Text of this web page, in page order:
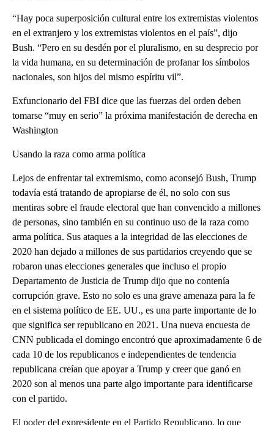
“Hay poca superposición cultural entre los extremistas violentos
en el extranjero y los extremistas violentos en el país”, dijo
Bush. “Pero en su desdén por el pluralismo, en su desprecio por
la vida humana, en su determinación de profanar los símbolos
nacionales, son hijos del mismo espíritu vil”.
Exfuncionario del FBI dice que las fuerzas del orden deben
tomarse “muy en serio” la próxima manifestación de derecha en
Washington
Usando la raza como arma política
Lejos de enfrentar tal extremismo, como aconsejó Bush, Trump
todavía está tratando de apropiarse de él, no solo con sus
mentiras sobre el fraude electoral que han convencido a millones
de personas, sino también en su continuo uso de la raza como
arma política. Sus ataques a la integridad de las elecciones de
2020 han dejado a millones de sus partidarios creyendo que se
robaron unas elecciones generales que incluso el propio
Departamento de Justicia de Trump dijo que no contenía
corrupción grave. Esto no solo es una grave amenaza para la fe
en el sistema político de EE. UU., es una parte importante de lo
que significa ser republicano en 2021. Una nueva encuesta de
CNN publicada el domingo encontró que aproximadamente 6 de
cada 10 de los republicanos e independientes de tendencia
republicana creían que apoyar a Trump y creer que ganó en
2020 son al menos una parte algo importante para identificarse
con el partido.
El poder del expresidente en el Partido Republicano, lo que